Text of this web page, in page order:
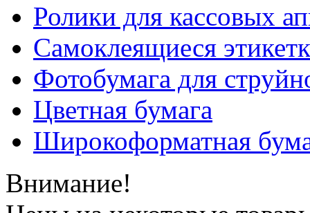
Ролики для кассовых
Самоклеящиеся
Фотобумага для
Цветная бумага
Широкоформатная
Внимание!